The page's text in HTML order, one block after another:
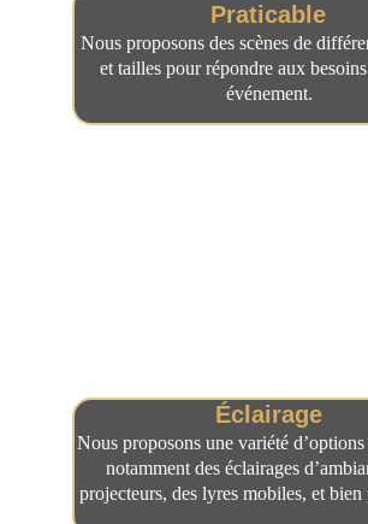
Praticable
Nous proposons des scènes de
et tailles pour répondre aux
événement.
Éclairage
Nous proposons une variété d’options
notamment des éclairages
projecteurs, des lyres mobiles, et bien